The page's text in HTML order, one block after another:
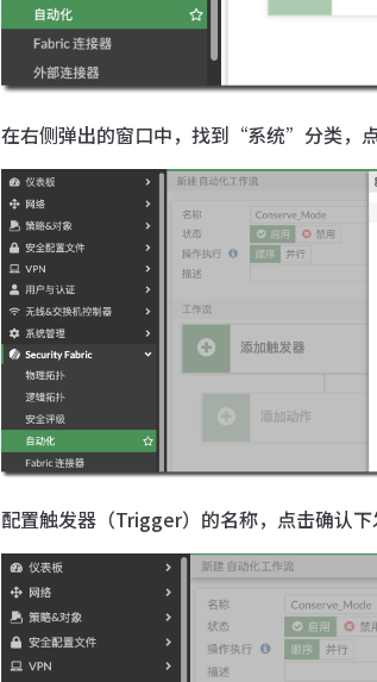
在右侧弹出的窗口中，找到“系统”分类，
配置触发器（Trigger）的名称，点击确认下